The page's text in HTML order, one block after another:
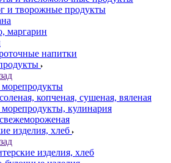
и творожные продукты
маргарин
напитки
копченая, сушеная, вяленая
кулинария
изделия, хлеб
изделия, хлеб